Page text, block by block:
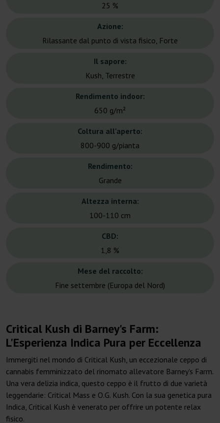
25 %
Azione:
Rilassante dal punto di vista fisico, Forte
Il sapore:
Kush, Terrestre
Rendimento indoor:
650 g/m²
Coltura all'aperto:
800-900 g/pianta
Rendimento:
Grande
Altezza interna:
100-110 cm
CBD:
1,8 %
Mese del raccolto:
Fine settembre (Europa del Nord)
Critical Kush di Barney's Farm:
L'Esperienza Indica Pura per Eccellenza
Immergiti nel mondo di Critical Kush, un eccezionale ceppo di
cannabis femminizzato del rinomato allevatore Barney's Farm.
Una vera delizia indica, questo ceppo è il frutto di due varietà
leggendarie: Critical Mass e O.G. Kush. Con la sua genetica pura
Indica, Critical Kush è venerato per offrire un potente relax
fisico.